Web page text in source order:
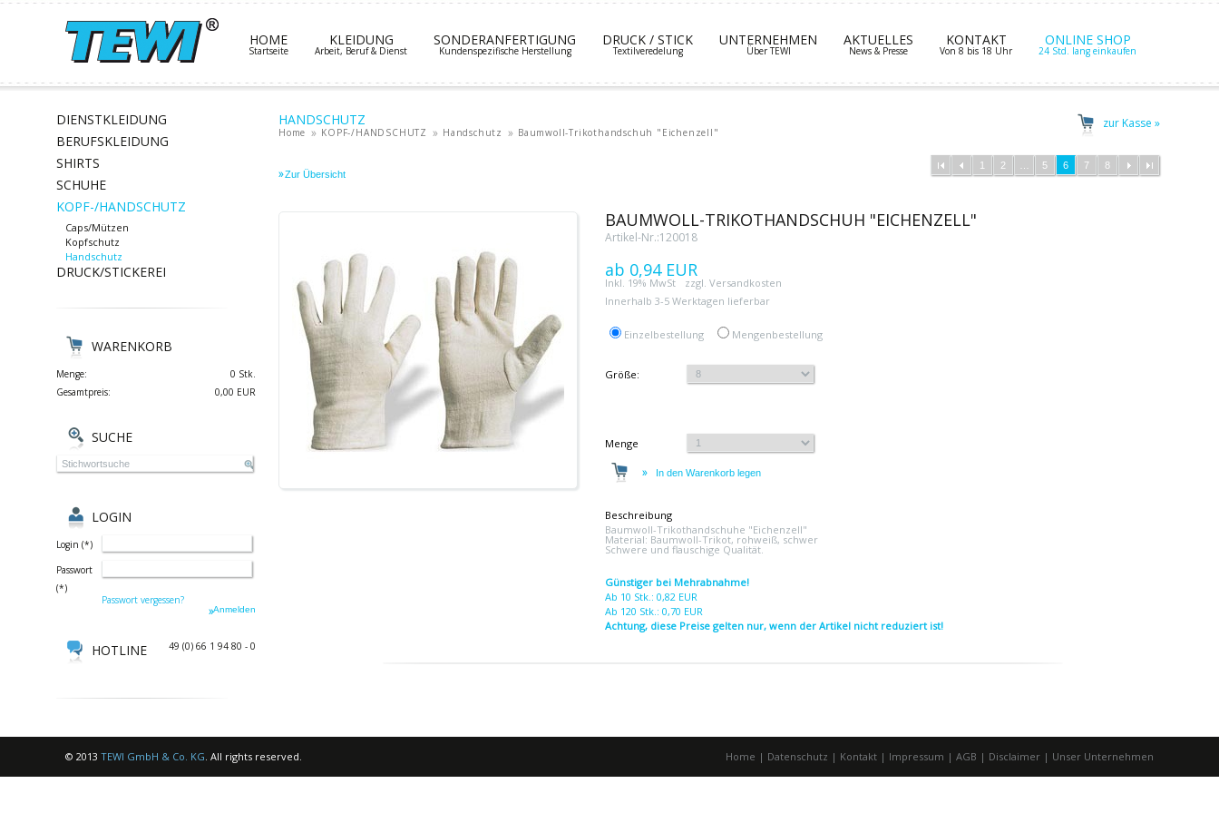
HOME
Startseite
KLEIDUNG
Arbeit, Beruf & Dienst
SONDERANFERTIGUNG
Kundenspezifische Herstellung
DRUCK / STICK
Textilveredelung
UNTERNEHMEN
Über TEWI
AKTUELLES
News & Presse
KONTAKT
Von 8 bis 18 Uhr
ONLINE SHOP
24 Std. lang einkaufen
DIENSTKLEIDUNG
BERUFSKLEIDUNG
SHIRTS
SCHUHE
KOPF-/HANDSCHUTZ
Caps/Mützen
Kopfschutz
Handschutz
DRUCK/STICKEREI
WARENKORB
Menge:
0 Stk.
Gesamtpreis:
0,00 EUR
SUCHE
LOGIN
Login (*)
Passwort
(*)
Passwort vergessen?
HOTLINE 49 (0) 66 1 94 80 - 0
HANDSCHUTZ zur Kasse »
Home KOPF-/HANDSCHUTZ Handschutz Baumwoll-Trikothandschuh "Eichenzell"
1 2 5 6 7 8
BAUMWOLL-TRIKOTHANDSCHUH "EICHENZELL"
Artikel-Nr.:120018
0,94 EUR
Inkl. 19% MwSt
zzgl. Versandkosten
Innerhalb 3-5 Werktagen lieferbar
Einzelbestellung Mengenbestellung
Größe:
Menge
Beschreibung
Baumwoll-Trikothandschuhe "Eichenzell"
Material: Baumwoll-Trikot, rohweiß, schwer
Schwere und flauschige Qualität.
Günstiger bei Mehrabnahme!
Ab 10 Stk.: 0,82 EUR
Ab 120 Stk.: 0,70 EUR
Achtung, diese Preise gelten nur, wenn der Artikel nicht reduziert ist!
© 2013 TEWI GmbH & Co. KG. All rights reserved. Home | Datenschutz | Kontakt | Impressum | AGB | Disclaimer | Unser Unternehmen